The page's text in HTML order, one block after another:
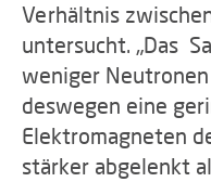
Verhältnis
untersucht. „Das
weniger
deswegen eine
Elektromagneten
stärker abgelenkt